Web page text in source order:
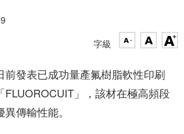
字級
前發表已成功量產氟樹脂軟性印刷
FLUOROCUIT」，該材在極高頻段
異傳輸性能。